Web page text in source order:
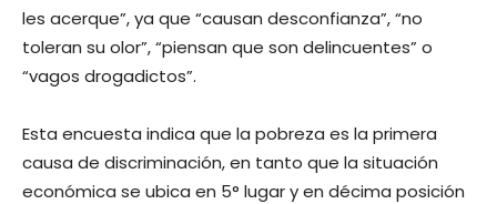
les acerque”, ya que “causan desconfianza”, “no
toleran su olor”, “piensan que son delincuentes” o
“vagos drogadictos”.
Esta encuesta indica que la pobreza es la primera
causa de discriminación, en tanto que la situación
económica se ubica en 5° lugar y en décima posición